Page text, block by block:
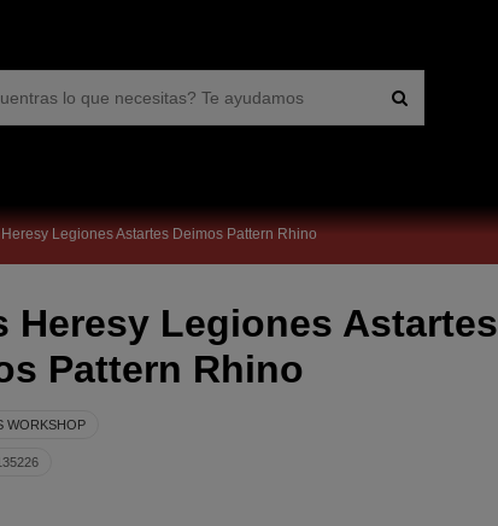
Legiones Astartes Deimos Pattern Rhino
Heresy Legiones Astartes
Pattern Rhino
WORKSHOP